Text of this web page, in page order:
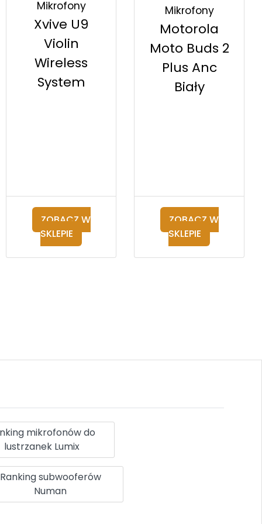
Mikrofony
Xvive U9
Violin
Wireless
System
ZOBACZ W
SKLEPIE
Mikrofony
Motorola
Moto Buds 2
Plus Anc
Biały
ZOBACZ W
SKLEPIE
mikrofonów do
lustrzanek Lumix
Ranking subwooferów
Numan